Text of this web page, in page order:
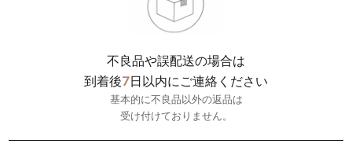
不良品や誤配送の場合は
到着後7日以内にご連絡ください
基本的に不良品以外の返品は
受け付けておりません。